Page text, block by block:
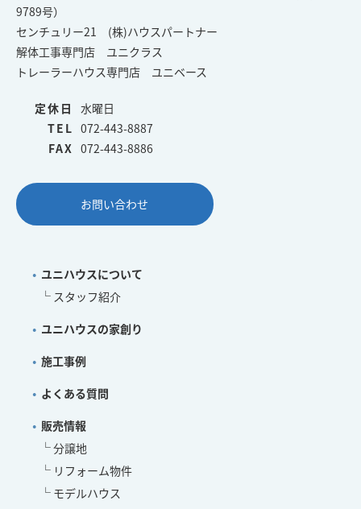
9789号）
センチュリー21 (株)ハウスパートナー
解体工事専門店 ユニクラス
トレーラーハウス専門店 ユニベース
定休日
水曜日
TEL 072-443-8887
FAX 072-443-8886
お問い合わせ
ユニハウスについて
スタッフ紹介
ユニハウスの家創り
施工事例
よくある質問
販売情報
分譲地
リフォーム物件
モデルハウス